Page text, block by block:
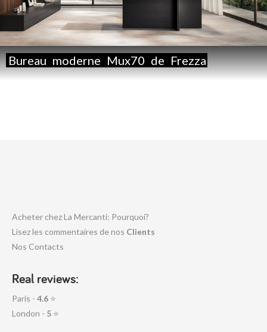
Bureau moderne Mux70 de Frezza
Acheter chez La Mercanti: Pourquoi?
Lisez les commentaires de nos Clients
Nos Contacts
Real reviews:
Paris - 4.6 ⭐
London - 5 ⭐